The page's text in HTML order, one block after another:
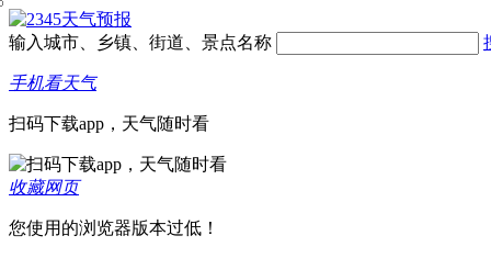
输入城市、乡镇、街道、景点名称
手机看天气
扫码下载app，天气随时看
收藏网页
您使用的浏览器版本过低！